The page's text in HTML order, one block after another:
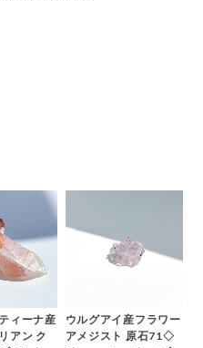
ィーナ産
アン ク
ウルグアイ産フラワー
アメジスト 原石71◇